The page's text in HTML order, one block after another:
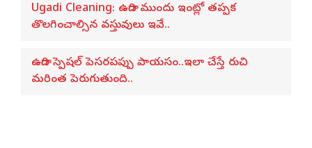
Ugadi Cleaning: ఉగాది ముందు ఇంట్లో తప్పక
తొలగించాల్సిన వస్తువులు ఇవే..
ఉగాది స్పెషల్ పెసరపప్పు పాయసం..ఇలా చేస్తే రుచి
మరింత పెరుగుతుంది..